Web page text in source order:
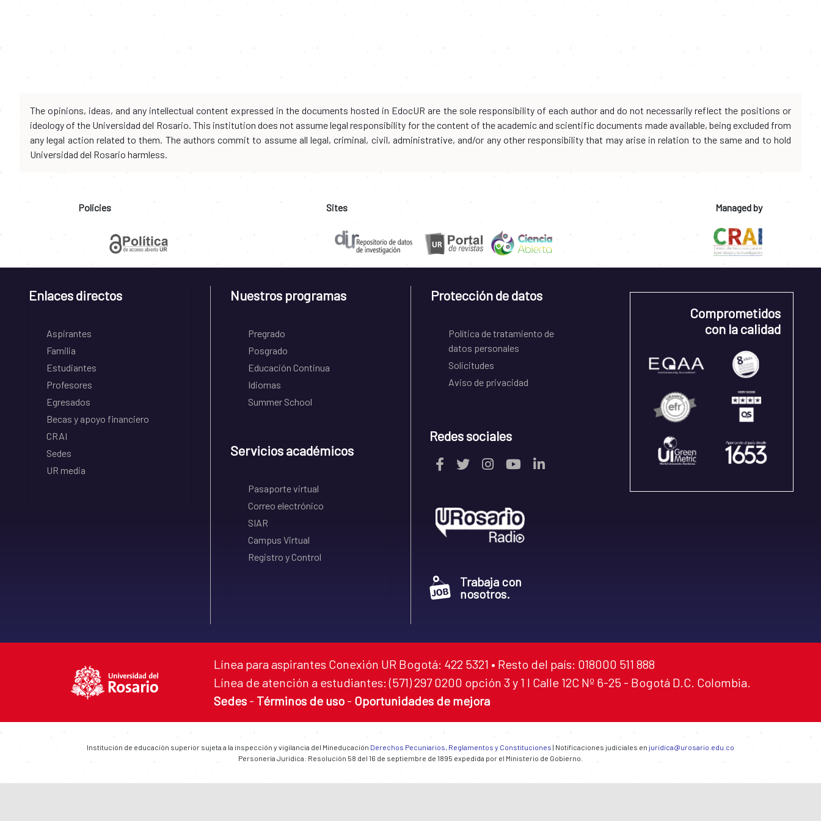
The opinions, ideas, and any intellectual content expressed in the documents hosted in EdocUR are the sole responsibility of each author and do not necessarily reflect the positions or
ideology of the Universidad del Rosario. This institution does not assume legal responsibility for the content of the academic and scientific documents made available, being excluded from
any legal action related to them. The authors commit to assume all legal, criminal, civil, administrative, and/or any other responsibility that may arise in relation to the same and to hold
Universidad del Rosario harmless.
Policies Sites Managed by
Enlaces directos
Aspirantes
Familia
Estudiantes
Profesores
Egresados
Becas y apoyo financiero
CRAI
Sedes
UR media
Nuestros programas
Pregrado
Posgrado
Educación Continua
Idiomas
Summer School
Servicios académicos
Pasaporte virtual
Correo electrónico
SIAR
Campus Virtual
Registro y Control
Protección de datos
Política de tratamiento de
datos personales
Solicitudes
Aviso de privacidad
Redes sociales
Trabaja con
nosotros.
Comprometidos
con la calidad
Línea para aspirantes Conexión UR Bogotá: 422 5321 • Resto del país: 018000 511 888
Línea de atención a estudiantes: (571) 297 0200 opción 3 y 1 I Calle 12C Nº 6-25 - Bogotá D.C. Colombia.
Sedes - Términos de uso - Oportunidades de mejora
Institución de educación superior sujeta a la inspección y vigilancia del Mineducación Derechos Pecuniarios, Reglamentos y Constituciones | Notificaciones judiciales en juridica@urosario.edu.co
Personería Jurídica: Resolución 58 del 16 de septiembre de 1895 expedida por el Ministerio de Gobierno.